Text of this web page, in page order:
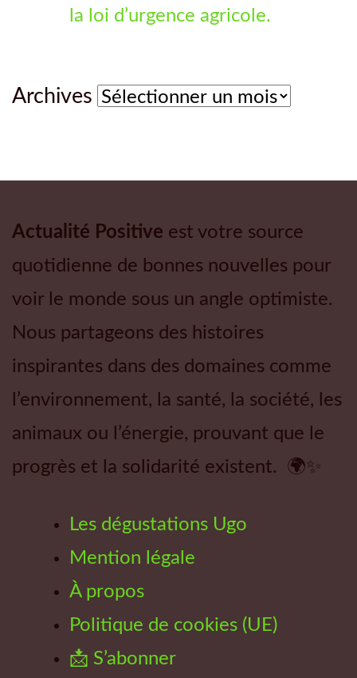
la loi d’urgence agricole.
Archives Archives
Actualité Positive est votre source
quotidienne de bonnes nouvelles pour
voir le monde sous un angle optimiste.
Nous partageons des histoires
inspirantes dans des domaines comme
l’environnement, la santé, la société, les
animaux ou l’énergie, prouvant que le
progrès et la solidarité existent. 🌍✨
Les dégustations Ugo
Mention légale
À propos
Politique de cookies (UE)
📩 S’abonner